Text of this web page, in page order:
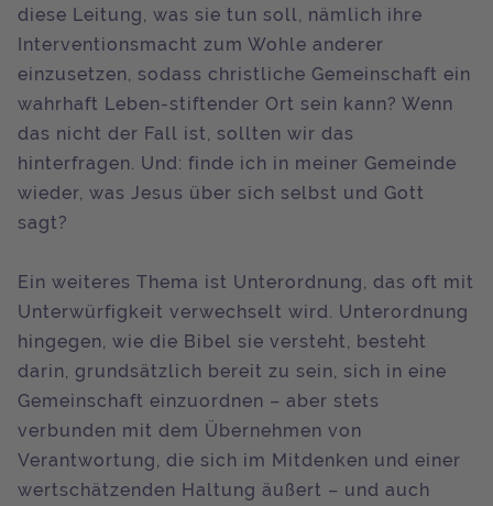
diese Leitung, was sie tun soll, nämlich ihre
Interventionsmacht zum Wohle anderer
einzusetzen, sodass christliche Gemeinschaft ein
wahrhaft Leben-stiftender Ort sein kann? Wenn
das nicht der Fall ist, sollten wir das
hinterfragen. Und: finde ich in meiner Gemeinde
wieder, was Jesus über sich selbst und Gott
sagt?
Ein weiteres Thema ist Unterordnung, das oft mit
Unterwürfigkeit verwechselt wird. Unterordnung
hingegen, wie die Bibel sie versteht, besteht
darin, grundsätzlich bereit zu sein, sich in eine
Gemeinschaft einzuordnen – aber stets
verbunden mit dem Übernehmen von
Verantwortung, die sich im Mitdenken und einer
wertschätzenden Haltung äußert – und auch